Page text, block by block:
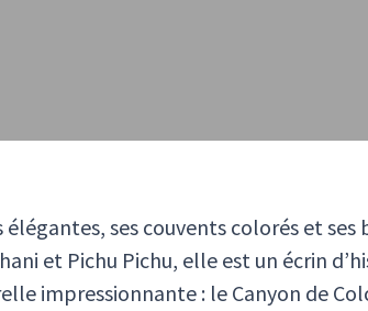
ses couvents colorés et
et Pichu Pichu, elle est un écrin
impressionnante : le Canyon de